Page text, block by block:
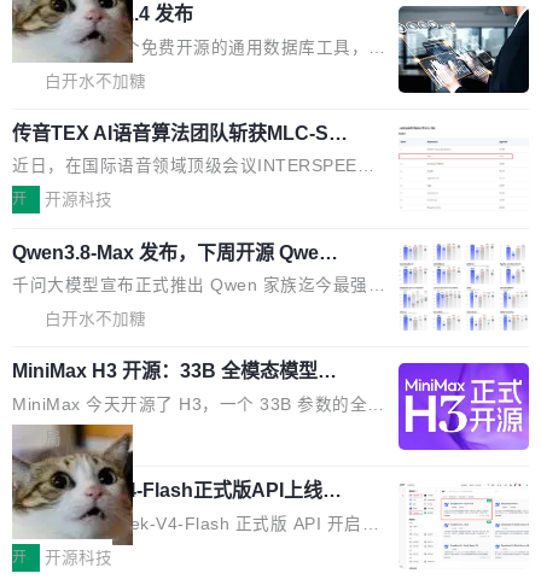
支持可向服务器后端添加新端点的插件 Edit boo
k：Compress images：添加将 GIF 图像转换为
了，仍然像一个永久公测版。 Manshin 从数据
流、布局系统、API 稳定性、性能、跨平台五个
维度逐一批判了 SwiftUI。最让人印象深刻的一
marks，用最新 Xcode 在最新 macOS 上构建
运行，出来的效果是坏的——侧边栏按钮大小不
一，界面错位。他说这个问题"两年前就发现了，
至今没变"。 数据流方面，Manshin 指出 SwiftU
I 的属性包装器演进史...
DBeaver 26.1.4 发布
DBeaver 是一个免费开源的通用数据库工具，适
用于开发人员和数据库管理员。DBeaver 26.1.4
yle="margin-left:0; margin-right:0"> <li><span
style="color:#000000">现在可以通过键盘访问
AI 聊天功能（添加了一些快捷键）</span></li>
在新 SQL 控制台中打开 AI 生成的脚本的功能</
span></li> <li><span style="color:#000000...
白开水不加糖
传音TEX AI语音算法团队斩获MLC-SL
M 2026国际挑战赛Task 1亚军
近日，在国际语音领域顶级会议INTERSPEECH
2026卫星活动——第二届多语种对话语音语言模
h Language Model Challenge，MLC-SLM）T
ask 1赛道中，传音TEX AI中心语音算法团队以
自主研发的说话人归属多语种自动语音识别系统
队伍中位列第二。此次突破展现了传音在多语种
语音识别、说话人日志、时间对齐与长音频工程
化系统等关键方向的系统性技术实力。 本届赛事
聚焦多语言对话语音模型面临的关键技术挑战，
共吸引来自全球工业界与学术界的1...
开 开源科技
Qwen3.8-Max 发布，下周开源 Qwen3.
8-27B
千问大模型宣布正式推出 Qwen 家族迄今最强大
的模型 Qwen3.8-Max，也是其首个 Max 规模
计将于开源，彼时也将同步开源 Qwen3.8-27B
模型。 根据介绍，Qwen3.8-Max 基于 Qwen 3.
5 的架构基础构建，参数规模扩展至 2.4 万亿，
激活参数95B，支持100万上下文Tokens，在编
程、办公、科研以及长周期任务等方面实现了全
面提升。它不仅能应对更具挑战性的问题，还能
更可靠地端到端完成复杂任务，输出值得信赖的
成果。 全球开发者都可通过千问 AI 平台获得 Q
白开水不加糖
MiniMax H3 开源：33B 全模态模型，
一个视觉语言模型只够当它的编码器
MiniMax 今天开源了 H3，一个 33B 参数的全模
态生成模型，能生成带原生立体声的 2K 视频。
没有发布会，没有预告，直接扔了篇文章出来，
权重已经上传至 Hugging Face。 去年国内的视
频生成模型还在追 Runway 和 Pika 的参数，今
天 MiniMax H3 从架构到许可都摆上台面了。一
局
DeepSeek-V4-Flash正式版API上线超
算互联网
近日，DeepSeek-V4-Flash 正式版 API 开启公
开测试。国家超算互联网正式上线 DeepSeek-V
开 开源科技